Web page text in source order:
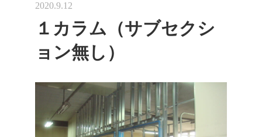
2020.9.12
１カラム（サブセクシ
ョン無し）